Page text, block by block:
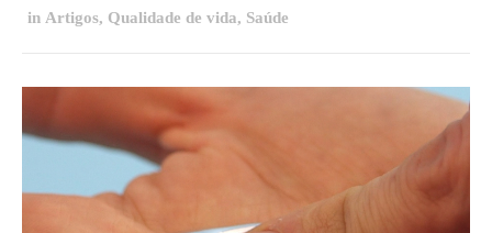
in Artigos, Qualidade de vida, Saúde